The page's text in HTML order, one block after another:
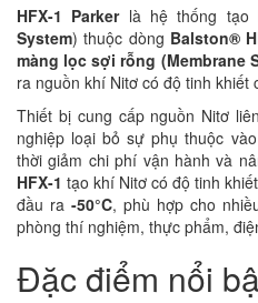
HFX-1 Parkerlà hệ thống tạo
System) thuộc dòng Balston®
màng lọc sợi rỗng (Membrane
ra nguồn khí Nitơ có độ tinh khiết
Thiết bị cung cấp nguồn Nitơ
nghiệp loại bỏ sự phụ thuộc
thời giảm chi phí vận hành và
HFX-1 tạo khí Nitơ có độ tinh
đầu ra -50°C, phù hợp cho
phòng thí nghiệm, thực phẩm,
Đặc điểm nổi